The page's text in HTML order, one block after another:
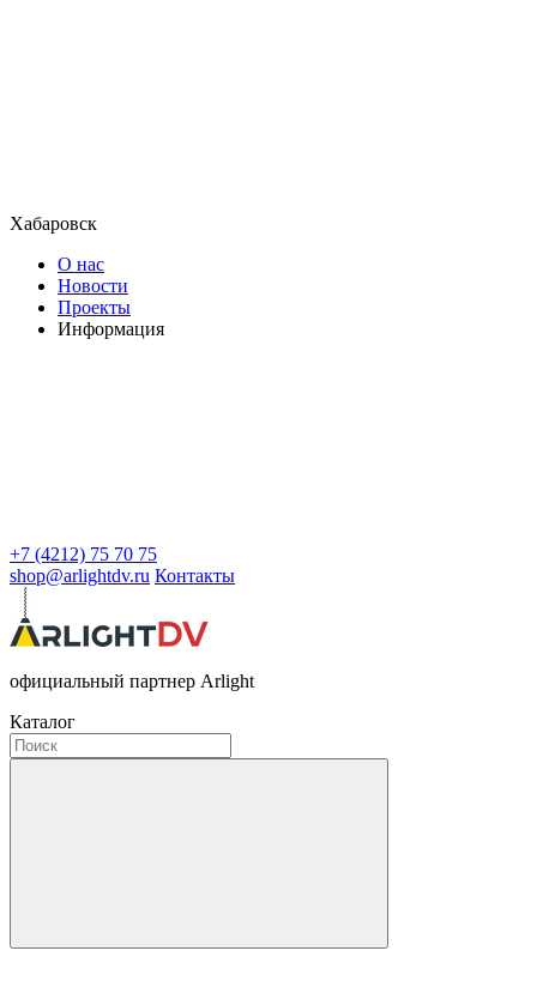
Хабаровск
О нас
Новости
Проекты
Информация
+7 (4212) 75 70 75
shop@arlightdv.ru Контакты
официальный партнер Arlight
Каталог